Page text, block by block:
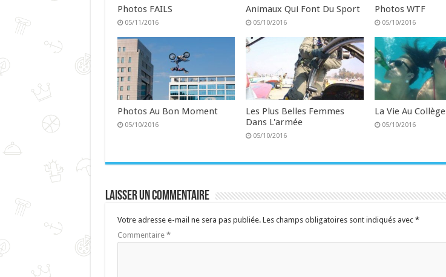
Photos FAILS
05/11/2016
Animaux Qui Font Du Sport
05/10/2016
Photos WTF
05/10/2016
Photos Au Bon Moment
05/10/2016
Les Plus Belles Femmes
Dans L'armée
05/10/2016
La Vie Au Collège
05/10/2016
Laisser un commentaire
Votre adresse e-mail ne sera pas publiée. Les champs obligatoires sont indiqués avec *
Commentaire *